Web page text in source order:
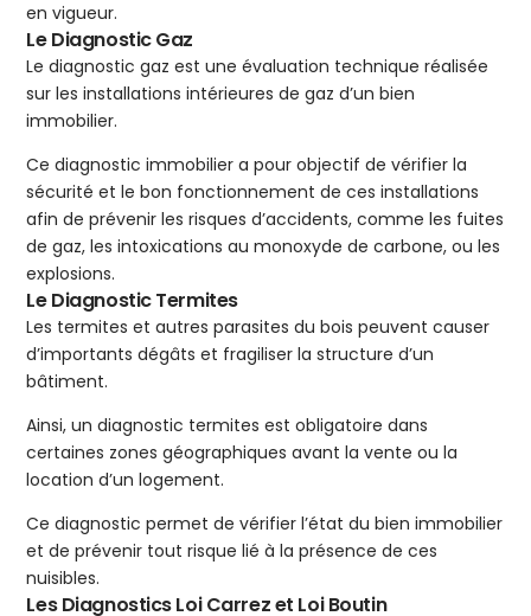
en vigueur.
Le Diagnostic Gaz
Le diagnostic gaz est une évaluation technique réalisée
sur les installations intérieures de gaz d’un bien
immobilier.
Ce diagnostic immobilier a pour objectif de vérifier la
sécurité et le bon fonctionnement de ces installations
afin de prévenir les risques d’accidents, comme les fuites
de gaz, les intoxications au monoxyde de carbone, ou les
explosions.
Le Diagnostic Termites
Les termites et autres parasites du bois peuvent causer
d’importants dégâts et fragiliser la structure d’un
bâtiment.
Ainsi, un diagnostic termites est obligatoire dans
certaines zones géographiques avant la vente ou la
location d’un logement.
Ce diagnostic permet de vérifier l’état du bien immobilier
et de prévenir tout risque lié à la présence de ces
nuisibles.
Les Diagnostics Loi Carrez et Loi Boutin